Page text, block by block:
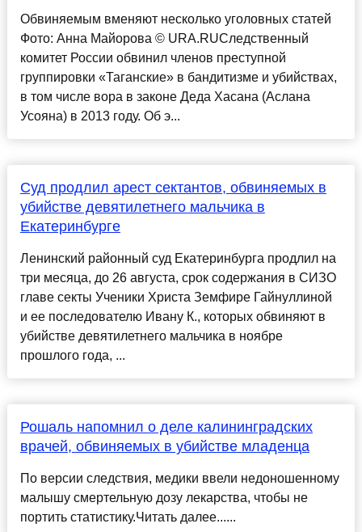
Обвиняемым вменяют несколько уголовных статей
Фото: Анна Майорова © URA.RUСледственный
комитет России обвинил членов преступной
группировки «Таганские» в бандитизме и убийствах,
в том числе вора в законе Деда Хасана (Аслана
Усояна) в 2013 году. Об э...
Суд продлил арест сектантов, обвиняемых в
убийстве девятилетнего мальчика в
Екатеринбурге
Ленинский районный суд Екатеринбурга продлил на
три месяца, до 26 августа, срок содержания в СИЗО
главе секты Ученики Христа Земфире Гайнуллиной
и ее последователю Ивану К., которых обвиняют в
убийстве девятилетнего мальчика в ноябре
прошлого года, ...
Рошаль напомнил о деле калининградских
врачей, обвиняемых в убийстве младенца
По версии следствия, медики ввели недоношенному
малышу смертельную дозу лекарства, чтобы не
портить статистику.Читать далее......